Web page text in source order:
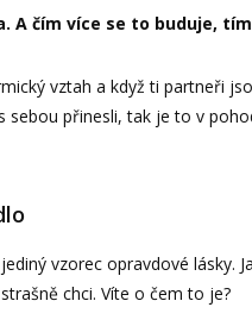
A čím více se to buduje,
vztah a když ti partneři
sebou přinesli, tak je to v
vzorec opravdové lásky.
chci. Víte o čem to je?